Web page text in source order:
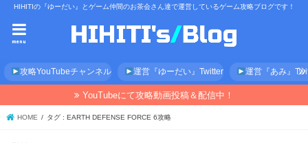
HIHITIの『ゆーだい』とゲーム仲間のお茶会さん達で運営しているゲーム攻略ブログです！
menu
攻略YouTubeチャンネル 運営『ゆーだい』Twitter 運営『あみ』
YouTubeにて攻略動画投稿＆配信中！
HOME タグ : EARTH DEFENSE FORCE 6攻略